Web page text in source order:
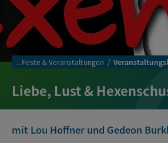
.. Feste & Veranstaltungen
Liebe, Lust &
mit Lou Hoffner und Gedeon